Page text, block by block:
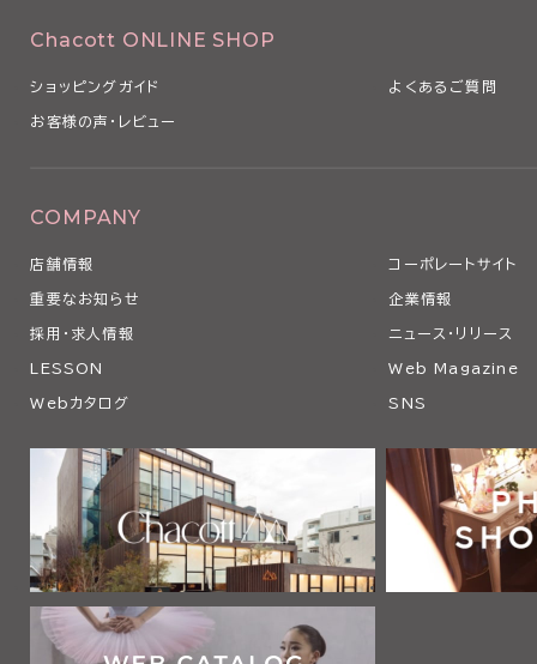
Chacott ONLINE SHOP
ショッピングガイド よくあるご質問
お客様の声・レビュー
COMPANY
店舗情報 コーポレートサイト
重要なお知らせ 企業情報
採用・求人情報 ニュース・リリース
LESSON Web Magazine
Webカタログ SNS